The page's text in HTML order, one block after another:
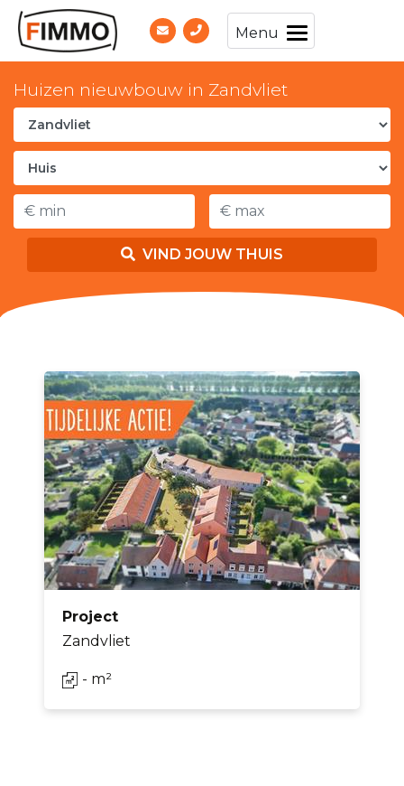
Menu
Huizen nieuwbouw in Zandvliet
VIND JOUW THUIS
Project
Zandvliet
- m²